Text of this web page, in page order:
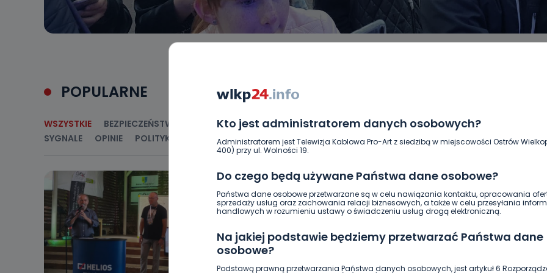
Kto jest administratorem danych osobowych?
Administratorem jest Telewizja Kablowa Pro-Art z siedzibą w miejscowości Ostrów
400) przy ul. Wolności 19.
Do czego będą używane Państwa dane osobowe?
Państwa dane osobowe przetwarzane są w celu nawiązania kontaktu, opracowania
sprzedaży usług oraz zachowania relacji biznesowych, a także w celu przesyłania
handlowych w rozumieniu ustawy o świadczeniu usług drogą elektroniczną.
Na jakiej podstawie będziemy przetwarzać Państwa dane
osobowe?
Podstawą prawną przetwarzania Państwa danych osobowych, jest artykuł 6
POPULARNE
WSZYSTKIE BEZPIECZEŃSTWO CIEKAWOSTKI EDUKACJA GOSPODARKA I FINANSE HISTORIA
SYGNALE
OPINIE POLITYKA RELIGIA SAMORZĄD ŚRODOWISKO WASZE INFO WSZYSTKICH ŚWIĘTYCH